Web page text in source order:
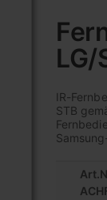
LG/
IR-
STB
der
springen